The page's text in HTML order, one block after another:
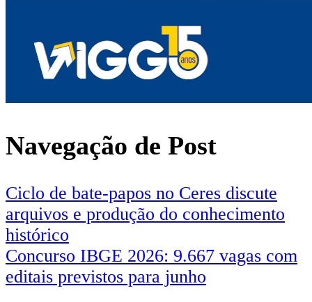
Navegação de Post
Ciclo de bate-papos no Ceres discute
arquivos e produção do conhecimento
histórico
Concurso IBGE 2026: 9.667 vagas com
editais previstos para junho